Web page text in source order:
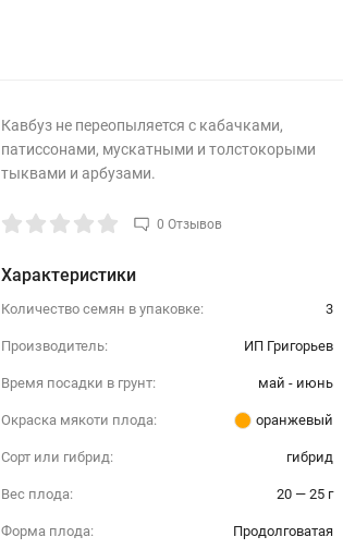
Кавбуз не переопыляется с кабачками,
патиссонами, мускатными и толстокорыми
тыквами и арбузами.
0 Отзывов
Характеристики
Количество семян в упаковке: 3
Производитель: ИП Григорьев
Время посадки в грунт: май - июнь
Окраска мякоти плода: оранжевый
Сорт или гибрид: гибрид
Вес плода: 20 — 25 г
Форма плода: Продолговатая